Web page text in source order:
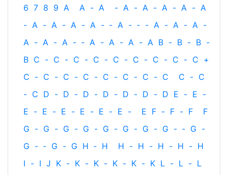
6 7 8 9 A A - A - A - A - A - A - A
- A - A - A - A - ‐ A - ‐ - A - A - A -
A - A - A - ‐ A - A - A - A B - B - B -
B C - C - C - C - C - C - C - C - C +
C - C - C - C - C - C - C - C C - C
- C D - D - D - D - D - D - D E - E -
E - E - E - E - E - E - E F - F - F
F
G - G - G - G - G - G - G - G - ‐ G -
G - ‐ G - G H ‐ H H - H - H - H - H
I - I J K - K - K - K - K - K L - L - L